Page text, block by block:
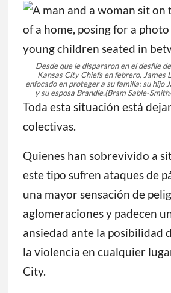
Desde que le dispararon en el desfile
Kansas City Chiefs en febrero, James
enfocado en proteger a su familia: su hijo
y su esposa Brandie.(Bram Sable-
Toda esta situación está
colectivas.
Quienes han sobrevivido a
este tipo sufren ataques de
una mayor sensación de
aglomeraciones y padecen
ansiedad ante la posibilidad
la violencia en cualquier
City.